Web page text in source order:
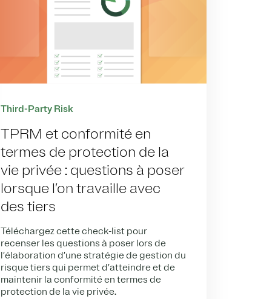
Third-Party Risk
TPRM et conformité en
termes de protection de la
vie privée : questions à poser
lorsque l’on travaille avec
des tiers
Téléchargez cette check-list pour
recenser les questions à poser lors de
l’élaboration d’une stratégie de gestion du
risque tiers qui permet d’atteindre et de
maintenir la conformité en termes de
protection de la vie privée.